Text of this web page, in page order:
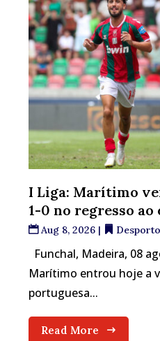
I Liga: Marítimo
1-0 no regresso
Aug 8, 2026 | Desporto
Funchal, Madeira, 08
Marítimo entrou hoje a
portuguesa...
Read More